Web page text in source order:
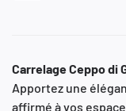
Carrelage Ceppo di
Apportez une
affirmé à vos